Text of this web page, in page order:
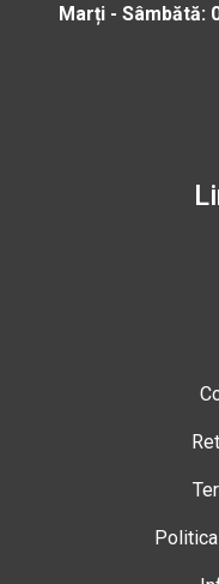
Marți - Sâmbătă: